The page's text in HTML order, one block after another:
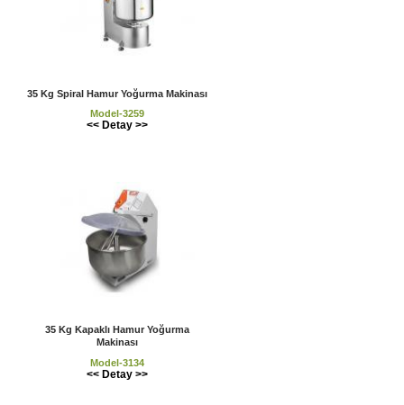
35 Kg Spiral Hamur Yoğurma Makinası
Model-3259
<< Detay >>
35 Kg Kapaklı Hamur Yoğurma
Makinası
Model-3134
<< Detay >>